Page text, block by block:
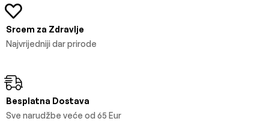
Srcem za Zdravlje
Najvrijedniji dar prirode
Besplatna Dostava
Sve narudžbe veće od 65 Eur